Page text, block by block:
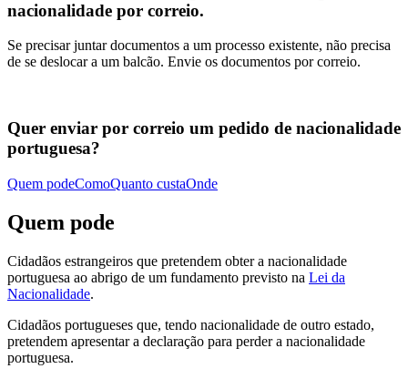
nacionalidade por correio.
Se precisar juntar documentos a um processo existente, não precisa
de se deslocar a um balcão. Envie os documentos por correio.
Quer enviar por correio um pedido de nacionalidade
portuguesa?
Quem podeComoQuanto custaOnde
Quem pode
Cidadãos estrangeiros que pretendem obter a nacionalidade
portuguesa ao abrigo de um fundamento previsto na Lei da
Nacionalidade.
Cidadãos portugueses que, tendo nacionalidade de outro estado,
pretendem apresentar a declaração para perder a nacionalidade
portuguesa.